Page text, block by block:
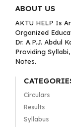
ABOUT US
AKTU HELP Is
Organized
Dr. A.P.J. Abdul
Providing
Notes.
Circulars
Results
Syllabus